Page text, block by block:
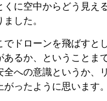
に空中からどう見
した。
でドローンを飛ばすと
あるか、ということま
全への意識というか、
ったように思います。